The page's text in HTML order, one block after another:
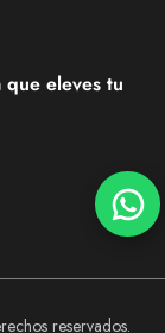
que eleves tu
reservados.